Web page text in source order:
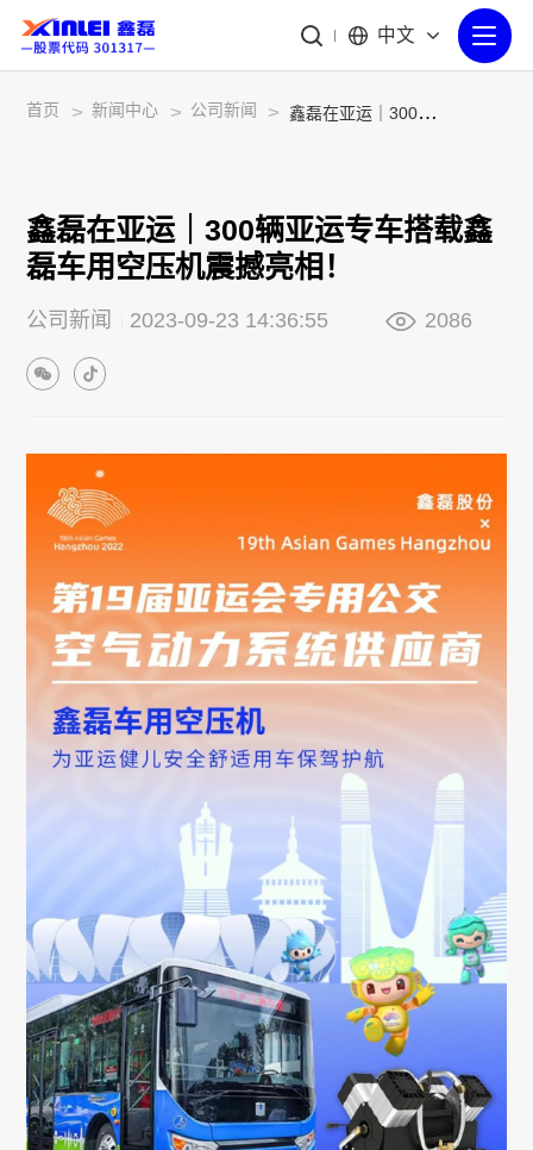
中文
首页 > 新闻中心 > 公司新闻 > 鑫磊在亚运｜300辆亚运专车搭载鑫磊车用空压机震撼亮相！
鑫磊在亚运｜300辆亚运专车搭载鑫
磊车用空压机震撼亮相！
公司新闻 2023-09-23 14:36:55 2086